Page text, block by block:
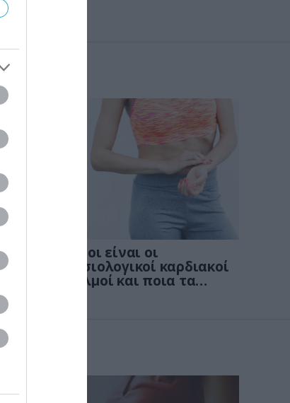
Ποιοι είναι οι
φυσιολογικοί καρδιακοί
παλμοί και ποια τα